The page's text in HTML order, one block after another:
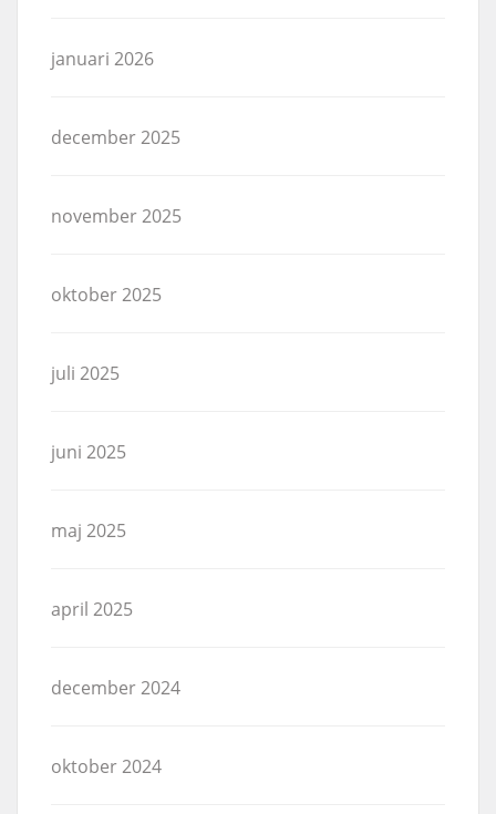
januari 2026
december 2025
november 2025
oktober 2025
juli 2025
juni 2025
maj 2025
april 2025
december 2024
oktober 2024